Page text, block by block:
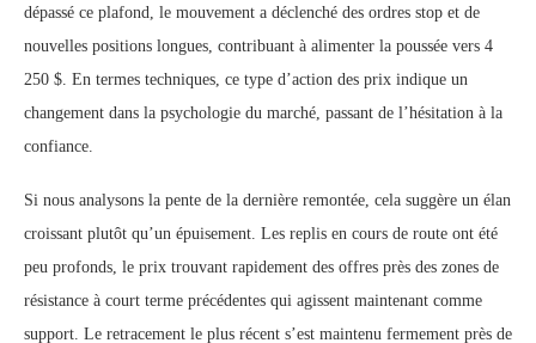
dépassé ce plafond, le mouvement a déclenché des ordres stop et de
nouvelles positions longues, contribuant à alimenter la poussée vers 4
250 $. En termes techniques, ce type d’action des prix indique un
changement dans la psychologie du marché, passant de l’hésitation à la
confiance.
Si nous analysons la pente de la dernière remontée, cela suggère un élan
croissant plutôt qu’un épuisement. Les replis en cours de route ont été
peu profonds, le prix trouvant rapidement des offres près des zones de
résistance à court terme précédentes qui agissent maintenant comme
support. Le retracement le plus récent s’est maintenu fermement près de